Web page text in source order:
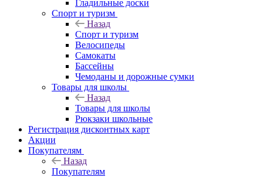
Гладильные доски
Спорт и туризм
Назад
Спорт и туризм
Велосипеды
Самокаты
Бассейны
Чемоданы и дорожные сумки
Товары для школы
Назад
Товары для школы
Рюкзаки школьные
Регистрация дисконтных карт
Акции
Покупателям
Назад
Покупателям